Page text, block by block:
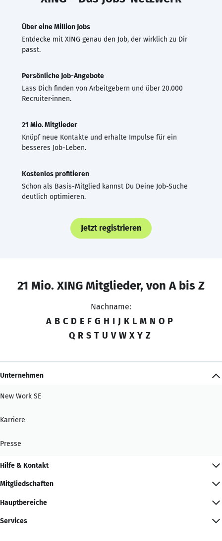
Über eine Million Jobs
Entdecke mit XING genau den Job, der wirklich zu Dir
passt.
Persönliche Job-Angebote
Lass Dich finden von Arbeitgebern und über 20.000
Recruiter·innen.
21 Mio. Mitglieder
Knüpf neue Kontakte und erhalte Impulse für ein
besseres Job-Leben.
Kostenlos profitieren
Schon als Basis-Mitglied kannst Du Deine Job-Suche
deutlich optimieren.
Jetzt registrieren
21 Mio. XING Mitglieder, von A bis Z
Nachname:
A B C D E F G H I J K L M N O P
Q R S T U V W X Y Z
Unternehmen
New Work SE
Karriere
Presse
Hilfe & Kontakt
Mitgliedschaften
Hauptbereiche
Services